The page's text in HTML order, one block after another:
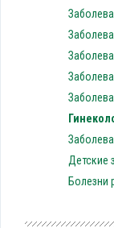
Детские
Болезни